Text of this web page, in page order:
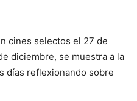
cines selectos el 27 de
diciembre, se muestra a la
días reflexionando sobre